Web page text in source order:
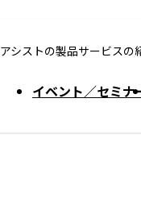
アシストの製品サービスの
イベント／セミナ